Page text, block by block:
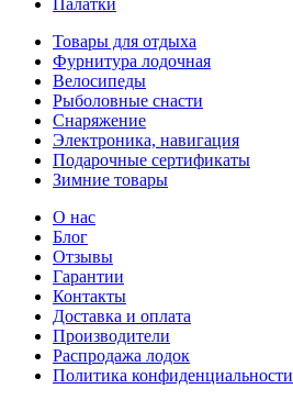
Палатки
Товары для отдыха
Фурнитура лодочная
Велосипеды
Рыболовные снасти
Снаряжение
Электроника, навигация
Подарочные сертификаты
Зимние товары
О нас
Блог
Отзывы
Гарантии
Контакты
Доставка и оплата
Производители
Распродажа лодок
Политика конфиденциальности